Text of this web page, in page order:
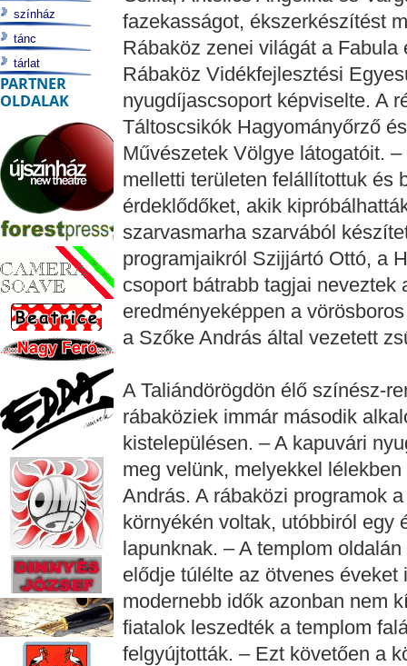
fazekasságot, ékszerkészítést
Rábaköz zenei világát a
Rábaköz Vidékfejlesztési
nyugdíjascsoport képviselte. A
Táltoscsikók Hagyományőrző
Művészetek Völgye látogatóit.
melletti területen felállítottuk és
érdeklődőket, akik
szarvasmarha szarvából
programjaikról Szijjártó Ottó, a
csoport bátrabb tagjai neveztek
eredményeképpen a
a Szőke András által vezetett
A Taliándörögdön élő színész-
rábaköziek immár második
kistelepülésen. – A kapuvári
meg velünk, melyekkel
András. A rábaközi programok
környékén voltak, utóbbiról egy
lapunknak. – A templom
elődje túlélte az ötvenes
modernebb idők azonban nem
fiatalok leszedték a templom
felgyújtották. – Ezt követően a
színház
tánc
tárlat
PARTNER
OLDALAK